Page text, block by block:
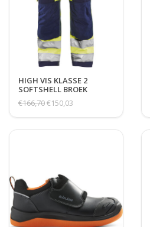
HIGH VIS KLASSE 2
SOFTSHELL BROEK
€166,70€150,03